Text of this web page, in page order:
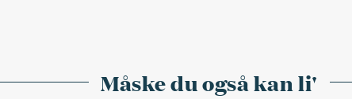
Måske du også kan li'